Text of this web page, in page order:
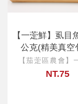
【一萣鮮】虱目
公克(精美真空
【茄萣區農會】
NT.75